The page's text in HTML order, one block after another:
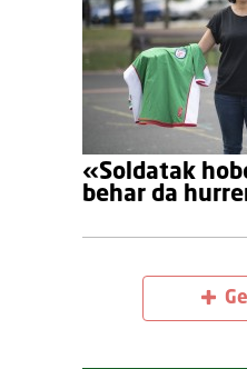
«Soldatak
behar da